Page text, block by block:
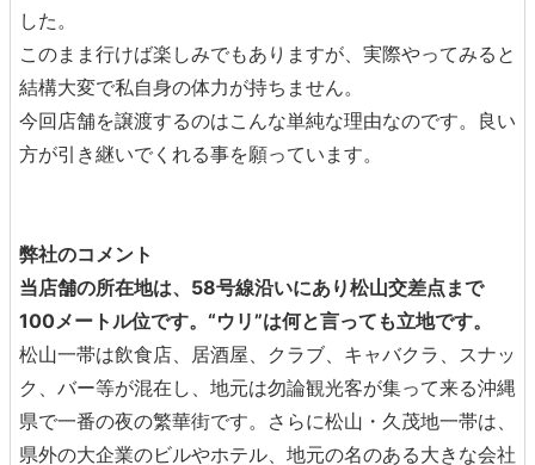
した。
このまま行けば楽しみでもありますが、実際やってみると
結構大変で私自身の体力が持ちません。
今回店舗を譲渡するのはこんな単純な理由なのです。良い
方が引き継いでくれる事を願っています。
弊社のコメント
当店舗の所在地は、58号線沿いにあり松山交差点まで
100メートル位です。 “ウリ”は何と言っても立地です。
松山一帯は飲食店、居酒屋、クラブ、キャバクラ、スナッ
ク、バー等が混在し、地元は勿論観光客が集って来る沖縄
県で一番の夜の繁華街です。さらに松山・久茂地一帯は、
県外の大企業のビルやホテル、地元の名のある大きな会社